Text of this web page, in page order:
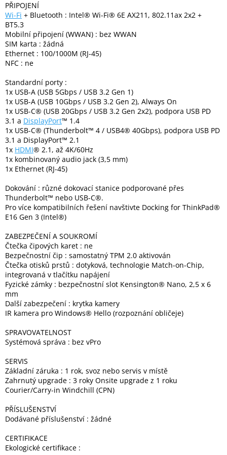
PŘIPOJENÍ
Wi-Fi + Bluetooth : Intel® Wi-Fi® 6E AX211, 802.11ax 2x2 +
BT5.3
Mobilní připojení (WWAN) : bez WWAN
SIM karta : žádná
Ethernet : 100/1000M (RJ-45)
NFC : ne
Standardní porty :
1x USB-A (USB 5Gbps / USB 3.2 Gen 1)
1x USB-A (USB 10Gbps / USB 3.2 Gen 2), Always On
1x USB-C® (USB 20Gbps / USB 3.2 Gen 2x2), podpora USB PD
3.1 a DisplayPort™ 1.4
1x USB-C® (Thunderbolt™ 4 / USB4® 40Gbps), podpora USB PD
3.1 a DisplayPort™ 2.1
1x HDMI® 2.1, až 4K/60Hz
1x kombinovaný audio jack (3,5 mm)
1x Ethernet (RJ-45)
Dokování : různé dokovací stanice podporované přes
Thunderbolt™ nebo USB-C®.
Pro více kompatibilních řešení navštivte Docking for ThinkPad®
E16 Gen 3 (Intel®)
ZABEZPEČENÍ A SOUKROMÍ
Čtečka čipových karet : ne
Bezpečnostní čip : samostatný TPM 2.0 aktivován
Čtečka otisků prstů : dotyková, technologie Match-on-Chip,
integrovaná v tlačítku napájení
Fyzické zámky : bezpečnostní slot Kensington® Nano, 2,5 x 6
mm
Další zabezpečení : krytka kamery
IR kamera pro Windows® Hello (rozpoznání obličeje)
SPRAVOVATELNOST
Systémová správa : bez vPro
SERVIS
Základní záruka : 1 rok, svoz nebo servis v místě
Zahrnutý upgrade : 3 roky Onsite upgrade z 1 roku
Courier/Carry-in Windchill (CPN)
PŘÍSLUŠENSTVÍ
Dodávané příslušenství : žádné
CERTIFIKACE
Ekologické certifikace :